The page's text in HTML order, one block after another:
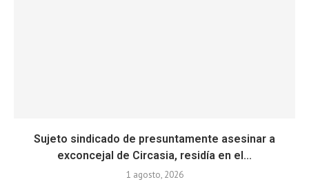
Sujeto sindicado de presuntamente asesinar a
exconcejal de Circasia, residía en el...
1 agosto, 2026